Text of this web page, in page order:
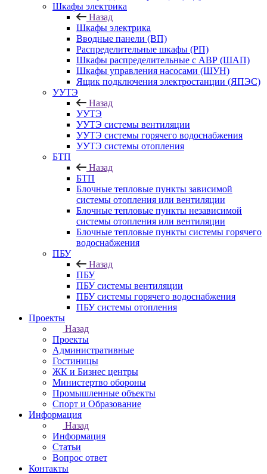
Шкафы электрика
Назад
Шкафы электрика
Вводные панели (ВП)
Распределительные шкафы (РП)
Шкафы распределительные с АВР (ШАП)
Шкафы управления насосами (ШУН)
Ящик подключения электростанции (ЯПЭС)
УУТЭ
Назад
УУТЭ
УУТЭ системы вентиляции
УУТЭ системы горячего водоснабжения
УУТЭ системы отопления
БТП
Назад
БТП
Блочные тепловые пункты зависимой
системы отопления или вентиляции
Блочные тепловые пункты независимой
системы отопления или вентиляции
Блочные тепловые пункты системы горячего
водоснабжения
ПБУ
Назад
ПБУ
ПБУ системы вентиляции
ПБУ системы горячего водоснабжения
ПБУ системы отопления
Проекты
Назад
Проекты
Административные
Гостиницы
ЖК и Бизнес центры
Министертво обороны
Промышленные объекты
Спорт и Образование
Информация
Назад
Информация
Статьи
Вопрос ответ
Контакты